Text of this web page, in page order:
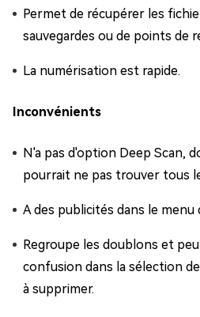
Permet de récupérer les
sauvegardes ou de points de
La numérisation est rapide.
Inconvénients
N'a pas d'option Deep Scan,
pourrait ne pas trouver tous
A des publicités dans le menu
Regroupe les doublons et
confusion dans la sélection
à supprimer.